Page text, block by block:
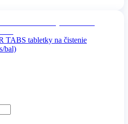
tabletky na čistenie
bal)